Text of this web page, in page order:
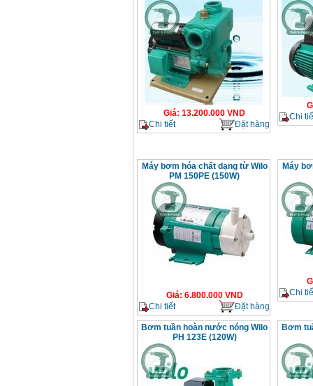
Giá: 13.200.000 VND
Chi tiết
Đặt hàng
Chi
Máy bơm hóa chất dạng từ Wilo
PM 150PE (150W)
Giá: 6.800.000VND
Chi tiết
Đặt hàng
Máy
Chi
Bơm tuần hoàn nước nóng Wilo
PH 123E (120W)
Bơm